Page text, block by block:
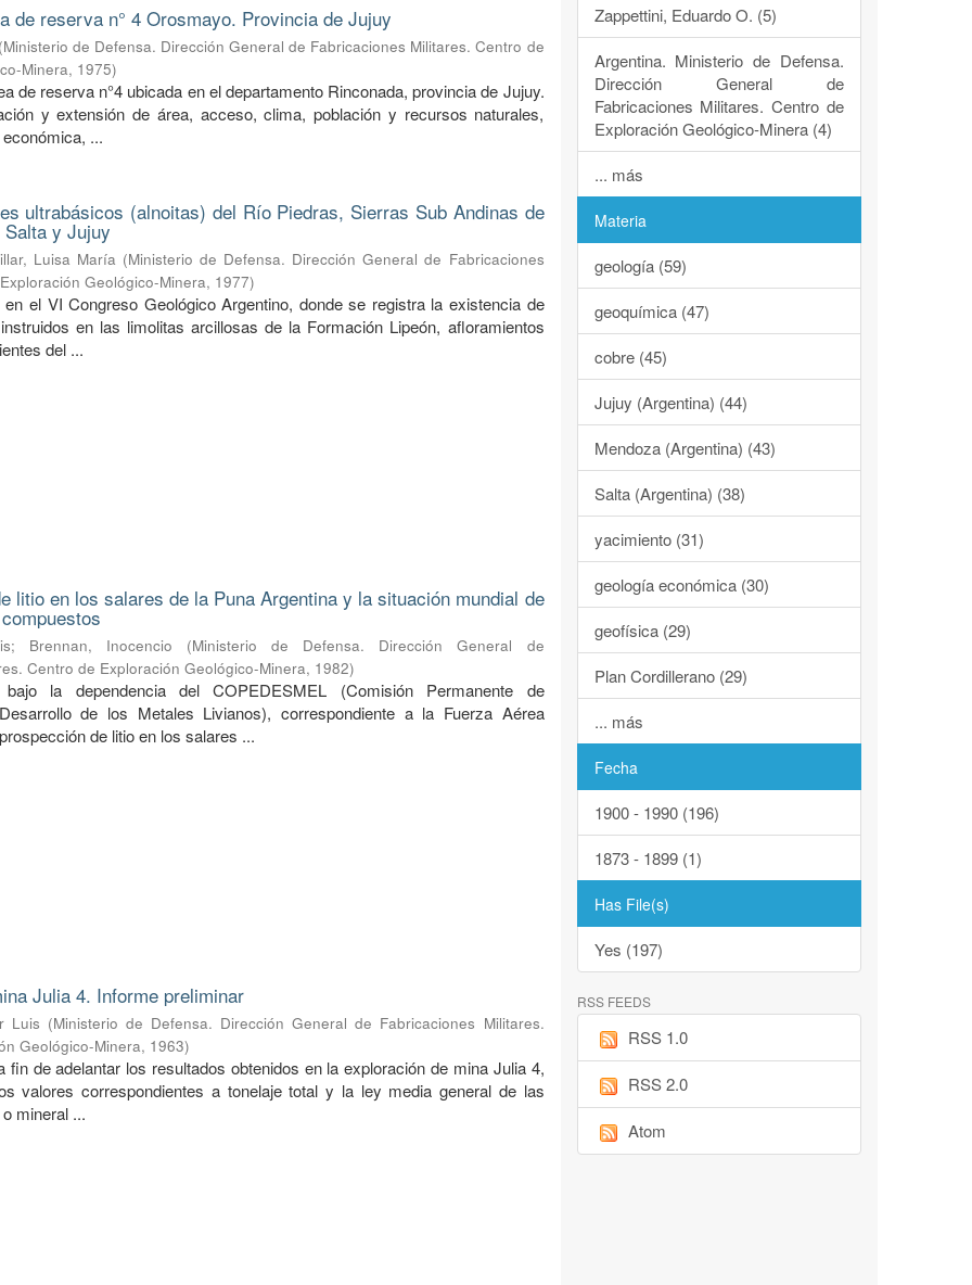
de reserva n° 4 Orosmayo. Provincia de Jujuy
Ministerio de Defensa. Dirección General de Fabricaciones Militares. Centro de
Minera, 1975)
de reserva n°4 ubicada en el departamento Rinconada, provincia de Jujuy.
y extensión de área, acceso, clima, población y recursos naturales,
...
ultrabásicos (alnoitas) del Río Piedras, Sierras Sub Andinas de
y Jujuy
Luisa María (Ministerio de Defensa. Dirección General de Fabricaciones
Geológico-Minera, 1977)
en el VI Congreso Geológico Argentino, donde se registra la existencia de
en las limolitas arcillosas de la Formación Lipeón, afloramientos
del ...
litio en los salares de la Puna Argentina y la situación mundial de
; Brennan, Inocencio (Ministerio de Defensa. Dirección General de
Centro de Exploración Geológico-Minera, 1982)
bajo la dependencia del COPEDESMEL (Comisión Permanente de
de los Metales Livianos), correspondiente a la Fuerza Aérea
de litio en los salares ...
Julia 4. Informe preliminar
Luis (Ministerio de Defensa. Dirección General de Fabricaciones Militares.
Geológico-Minera, 1963)
fin de adelantar los resultados obtenidos en la exploración de mina Julia 4,
valores correspondientes a tonelaje total y la ley media general de las
mineral ...
Zappettini, Eduardo O. (5)
Argentina. Ministerio de Defensa.
Dirección General de
Fabricaciones Militares. Centro de
Exploración Geológico-Minera (4)
... más
Materia
geología (59)
geoquímica (47)
cobre (45)
Jujuy (Argentina) (44)
Mendoza (Argentina) (43)
Salta (Argentina) (38)
yacimiento (31)
geología económica (30)
geofísica (29)
Plan Cordillerano (29)
... más
Fecha
1900 - 1990 (196)
1873 - 1899 (1)
Has File(s)
Yes (197)
RSS FEEDS
RSS 1.0
RSS 2.0
Atom